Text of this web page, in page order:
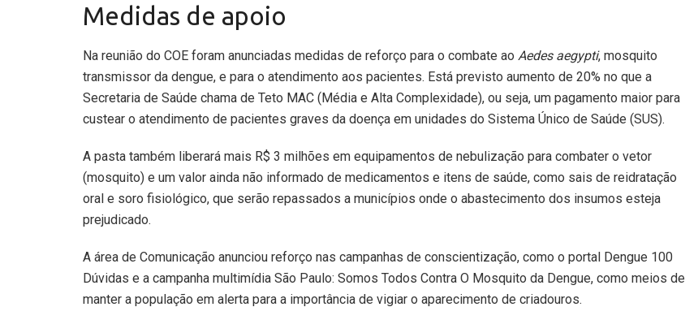
Medidas de apoio
Na reunião do COE foram anunciadas medidas de reforço para o combate ao Aedes aegypti, mosquito
transmissor da dengue, e para o atendimento aos pacientes. Está previsto aumento de 20% no que a
Secretaria de Saúde chama de Teto MAC (Média e Alta Complexidade), ou seja, um pagamento maior para
custear o atendimento de pacientes graves da doença em unidades do Sistema Único de Saúde (SUS).
A pasta também liberará mais R$ 3 milhões em equipamentos de nebulização para combater o vetor
(mosquito) e um valor ainda não informado de medicamentos e itens de saúde, como sais de reidratação
oral e soro fisiológico, que serão repassados a municípios onde o abastecimento dos insumos esteja
prejudicado.
A área de Comunicação anunciou reforço nas campanhas de conscientização, como o portal Dengue 100
Dúvidas e a campanha multimídia São Paulo: Somos Todos Contra O Mosquito da Dengue, como meios de
manter a população em alerta para a importância de vigiar o aparecimento de criadouros.